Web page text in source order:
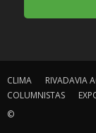
CLIMA RIVADAVIA
COLUMNISTAS
©